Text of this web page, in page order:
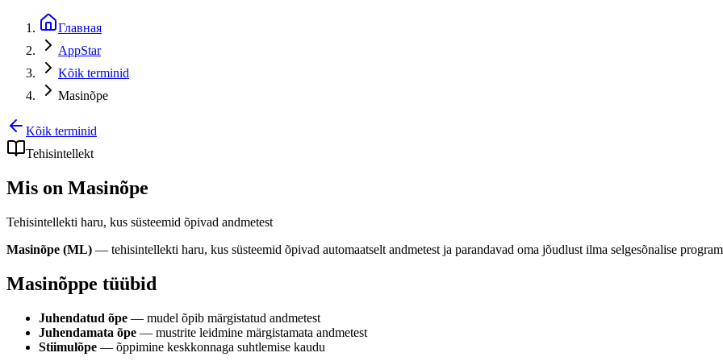
Главная
AppStar
Kõik terminid
Masinõpe
Kõik terminid
Tehisintellekt
Mis on Masinõpe
Tehisintellekti haru, kus süsteemid õpivad andmetest
Masinõpe (ML) — tehisintellekti haru, kus süsteemid õpivad automaatselt andmetest ja parandavad oma jõudlust ilma selgesõnalise
Masinõppe tüübid
Juhendatud õpe — mudel õpib märgistatud andmetest
Juhendamata õpe — mustrite leidmine märgistamata andmetest
Stiimulõpe — õppimine keskkonnaga suhtlemise kaudu